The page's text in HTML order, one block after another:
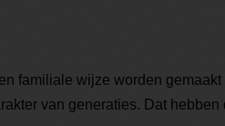
familiale wijze worden
van generaties. Dat